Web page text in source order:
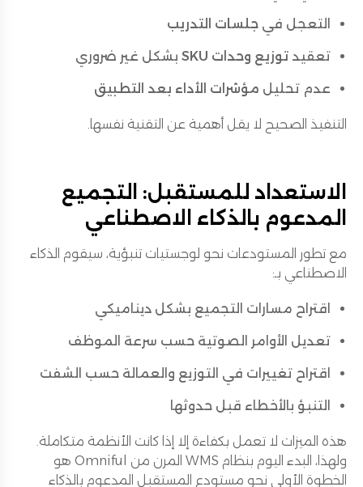
التعجل في جلسات التدريب
تعقيد توزيع وحدات SKU بشكل غير ضروري
عدم تحليل مؤشرات الأداء بعد التطبيق
التنفيذ الصحيح لا يقل أهمية عن التقنية نفسها.
الاستعداد للمستقبل: التجميع
المدعوم بالذكاء الاصطناعي
مع تطور المستودعات نحو لوجستيات تنبؤية، سيقوم الذكاء
الاصطناعي بـ:
اقتراح مسارات التجميع بشكل ديناميكي
تعديل الأوامر الصوتية حسب سرعة الموظف
اقتراح تغييرات في التوزيع والعمالة حسب الشفت
التنبؤ بالأخطاء قبل حدوثها
هذه الميزات لا تعمل بكفاءة إلا إذا كانت الأنظمة متكاملة.
ولهذا، البدء اليوم بنظام WMS المرن من Omniful هو
الخطوة الأولى نحو مستودع المستقبل المدعوم بالذكاء